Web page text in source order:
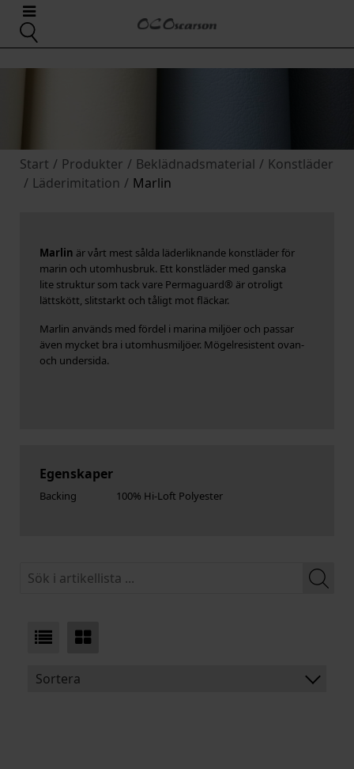
Start / Produkter / Beklädnadsmaterial / Konstläder
/ Läderimitation / Marlin
Marlin är vårt mest sålda läderliknande konstläder för
marin och utomhusbruk. Ett konstläder med ganska
lite struktur som tack vare Permaguard® är otroligt
lättskött, slitstarkt och tåligt mot fläckar.
Marlin används med fördel i marina miljöer och passar
även mycket bra i utomhusmiljöer. Mögelresistent ovan-
och undersida.
Egenskaper
Backing 100% Hi-Loft Polyester
Sortera